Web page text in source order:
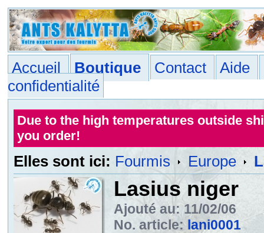
Accueil Boutique Contact Aide
confidentialité
Due to the high temperatures outside
you order!
Elles sont ici: Fourmis Europe
Lasius niger
Ajouté au: 11/02/06
No. article: lani0001